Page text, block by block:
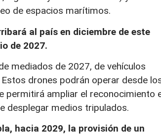
de espacios marítimos.
al país en diciembre de este
de 2027.
mediados de 2027, de vehículos
drones podrán operar desde
permitirá ampliar el reconocimiento
desplegar medios tripulados.
hacia 2029, la provisión de un